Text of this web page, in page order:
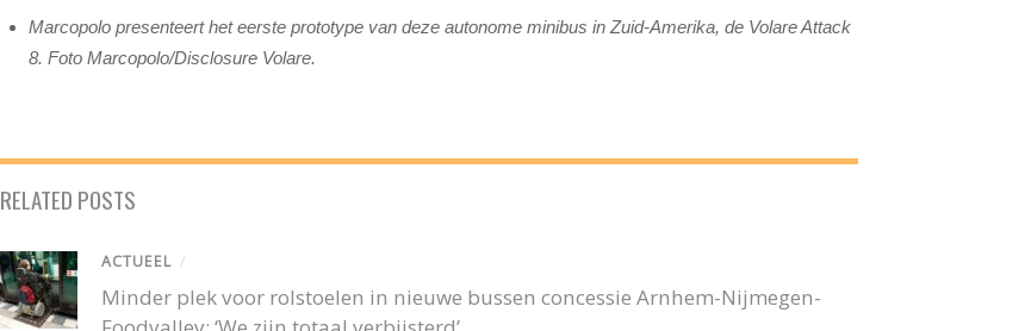
Marcopolo presenteert het eerste prototype van deze autonome minibus in Zuid-Amerika, de Volare Attack
8. Foto Marcopolo/Disclosure Volare.
RELATED POSTS
ACTUEEL /
Minder plek voor rolstoelen in nieuwe bussen concessie Arnhem-Nijmegen-